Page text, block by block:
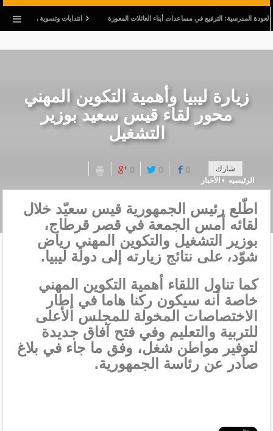
الترفيع في مساعدات أبناء العائلات المعوزة انتدابات وتسوية وضعيات.. وترفيع في
زيارة ليبيا وأهمية التكوين المهني
محور لقاء قيس سعيد بوزير
التشغيل
شارك
الرئيسيه الأخبار
اطّلع رئيس الجمهورية قيس سعيّد خلال
لقائه أمس الجمعة في قصر قرطاج،
بوزير التشغيل والتكوين المهني رياض
شوّد، على نتائج زيارته إلى دولة ليبيا.
كما تناول اللقاء أهمية التكوين المهني
خاصة أنه سيكون ركنا هاما في إطار
الاختصاصات المخولة للمجلس الأعلى
للتربية والتعليم وفي فتح آفاق جديدة
لتوفير مواطن شغل، وفق ما جاء في بلاغ
صادر عن رئاسة الجمهورية.